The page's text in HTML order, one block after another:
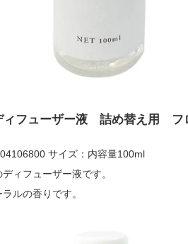
ィフューザー液 詰め替え用 フ
サイズ：内容量100ml
ィフューザー液です。
ルの香りです。